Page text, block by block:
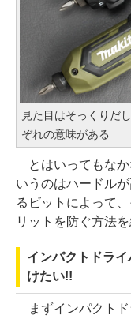
見た目はそっくりだ
ぞれの意味がある
とはいってもなか
いうのはハードル
るビットによって
リットを防ぐ方法を
インパクトドラ
けたい!!
まずインパクトド